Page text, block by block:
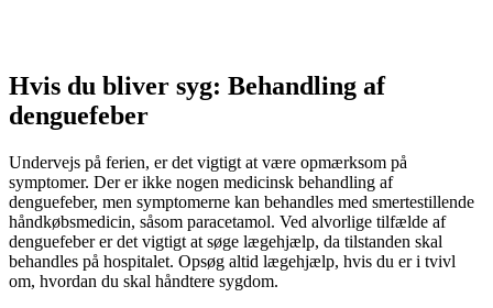
Hvis du bliver syg: Behandling af
denguefeber
Undervejs på ferien, er det vigtigt at være opmærksom på
symptomer. Der er ikke nogen medicinsk behandling af
denguefeber, men symptomerne kan behandles med smertestillende
håndkøbsmedicin, såsom paracetamol. Ved alvorlige tilfælde af
denguefeber er det vigtigt at søge lægehjælp, da tilstanden skal
behandles på hospitalet. Opsøg altid lægehjælp, hvis du er i tvivl
om, hvordan du skal håndtere sygdom.